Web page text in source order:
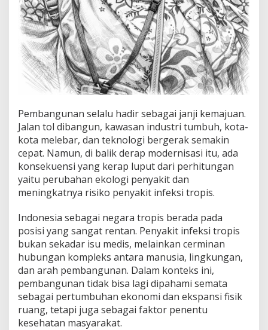
B
a
u
P
e
n
y
a
k
i
T
r
o
p
i
s
Pembangunan selalu hadir sebagai janji kemajuan.
Jalan tol dibangun, kawasan industri tumbuh, kota-
kota melebar, dan teknologi bergerak semakin
cepat. Namun, di balik derap modernisasi itu, ada
konsekuensi yang kerap luput dari perhitungan
yaitu perubahan ekologi penyakit dan
meningkatnya risiko penyakit infeksi tropis.
Indonesia sebagai negara tropis berada pada
posisi yang sangat rentan. Penyakit infeksi tropis
bukan sekadar isu medis, melainkan cerminan
hubungan kompleks antara manusia, lingkungan,
dan arah pembangunan. Dalam konteks ini,
pembangunan tidak bisa lagi dipahami semata
sebagai pertumbuhan ekonomi dan ekspansi fisik
ruang, tetapi juga sebagai faktor penentu
kesehatan masyarakat.